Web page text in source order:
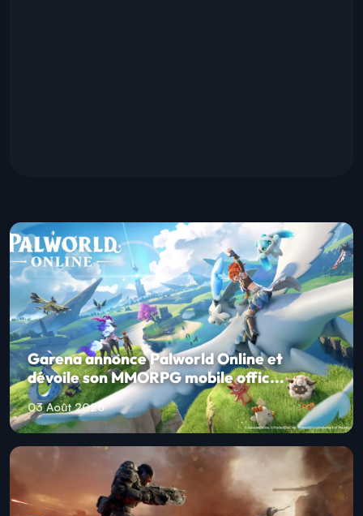
Garena annonce Palworld Online et
dévoile son MMORPG mobile offic...
03 Août 2026